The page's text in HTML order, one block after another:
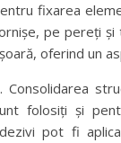
fixarea
pe pereți și
oferind un
Consolidarea
folosiți și
pot fi